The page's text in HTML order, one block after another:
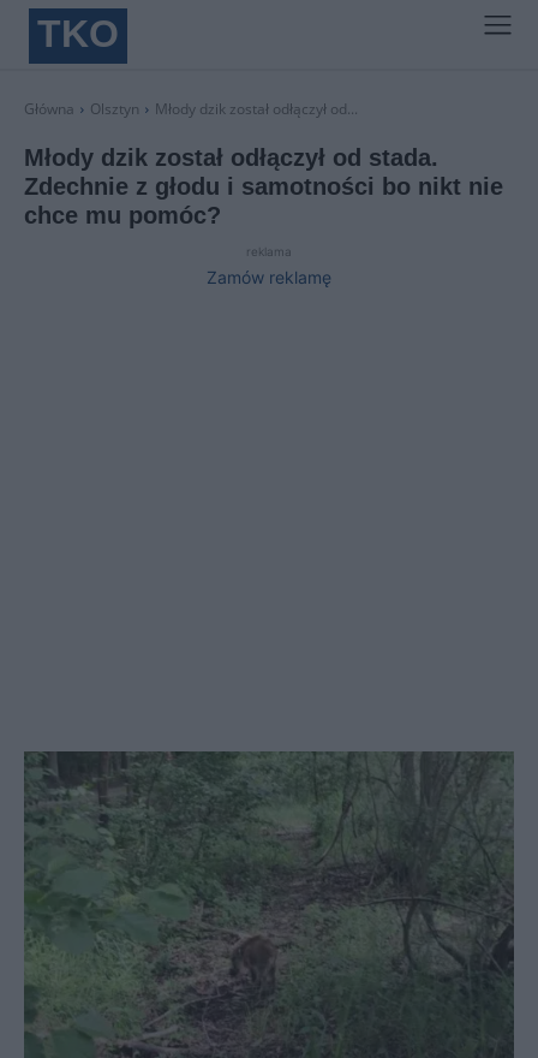
TKO
Główna Olsztyn Młody dzik został odłączył od...
Młody dzik został odłączył od stada.
Zdechnie z głodu i samotności bo nikt nie
chce mu pomóc?
reklama
Zamów reklamę